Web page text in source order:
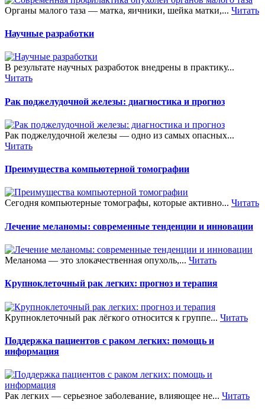
Органы малого таза — матка, яичники, шейка матки,... Читать
Научные разработки
В результате научных разработок внедрены в практику...
Читать
Рак поджелудочной железы: диагностика и прогноз
Рак поджелудочной железы — одно из самых опасных...
Читать
Преимущества компьютерной томографии
Сегодня компьютерные томографы, которые активно... Читать
Лечение меланомы: современные тенденции и инновации
Меланома — это злокачественная опухоль,... Читать
Крупноклеточный рак легких: прогноз и терапия
Крупноклеточный рак лёгкого относится к группе... Читать
Поддержка пациентов с раком легких: помощь и
информация
Рак легких — серьезное заболевание, влияющее не... Читать